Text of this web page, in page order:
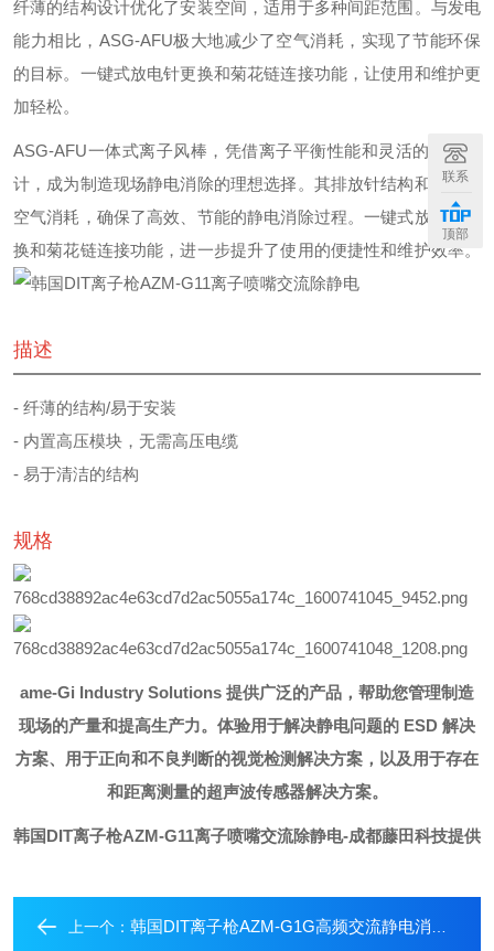
纤薄的结构设计优化了安装空间，适用于多种间距范围。与发电
能力相比，ASG-AFU极大地减少了空气消耗，实现了节能环保
的目标。一键式放电针更换和菊花链连接功能，让使用和维护更
加轻松。
ASG-AFU一体式离子风棒，凭借离子平衡性能和灵活的安装设
计，成为制造现场静电消除的理想选择。其排放针结构和优化的
空气消耗，确保了高效、节能的静电消除过程。一键式放电针更
换和菊花链连接功能，进一步提升了使用的便捷性和维护效率。
描述
- 纤薄的结构/易于安装
- 内置高压模块，无需高压电缆
- 易于清洁的结构
规格
ame-Gi Industry Solutions 提供广泛的产品，帮助您管理制造
现场的产量和提高生产力。 体验用于解决静电问题的 ESD 解决
方案、用于正向和不良判断的视觉检测解决方案，以及用于存在
和距离测量的超声波传感器解决方案。
韩国DIT离子枪AZM-G11离子喷嘴交流除静电-成都藤田科技提供
上一个： 韩国DIT离子枪AZM-G1G高频交流静电消除方案
联系
顶部